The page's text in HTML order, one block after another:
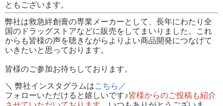
ともございます。
弊社は救急絆創膏の専業メーカーとして、長年にわたり全
国のドラッグストアなどに販売をしてまいりました。これ
からも皆様の声を聴きながらよりよい商品開発につなげて
いきたいと思っております。
皆様のご参加お待ちしております。
＼ 弊社インスタグラムはこちら／
フォローいただけると嬉しいです♪皆様からのご投稿も紹介